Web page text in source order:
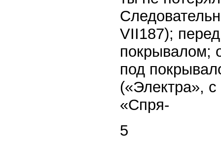
VII187);
покрывалом;
под
(«Электра»,
«Спря-
5